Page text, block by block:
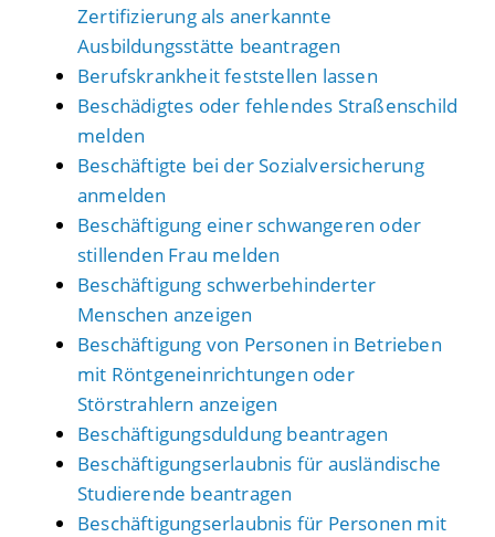
Zertifizierung als anerkannte
Ausbildungsstätte beantragen
Berufskrankheit feststellen lassen
Beschädigtes oder fehlendes Straßenschild
melden
Beschäftigte bei der Sozialversicherung
anmelden
Beschäftigung einer schwangeren oder
stillenden Frau melden
Beschäftigung schwerbehinderter
Menschen anzeigen
Beschäftigung von Personen in Betrieben
mit Röntgeneinrichtungen oder
Störstrahlern anzeigen
Beschäftigungsduldung beantragen
Beschäftigungserlaubnis für ausländische
Studierende beantragen
Beschäftigungserlaubnis für Personen mit